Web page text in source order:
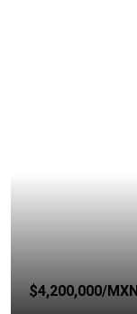
$4,200,000/MXN